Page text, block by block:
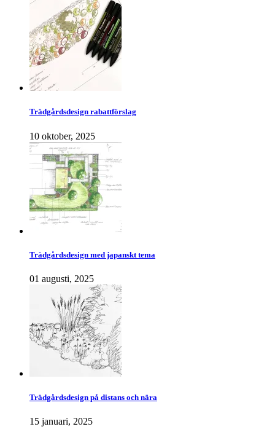
Trädgårdsdesign rabattförslag
10 oktober, 2025
Trädgårdsdesign med japanskt tema
01 augusti, 2025
Trädgårdsdesign på distans och nära
15 januari, 2025